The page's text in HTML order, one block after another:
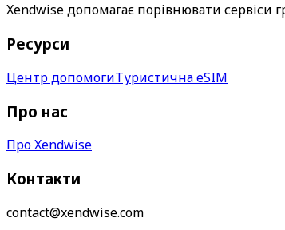
Xendwise допомагає порівнювати сервіси
Ресурси
Центр допомогиТуристична eSIM
Про нас
Про Xendwise
Контакти
contact@xendwise.com